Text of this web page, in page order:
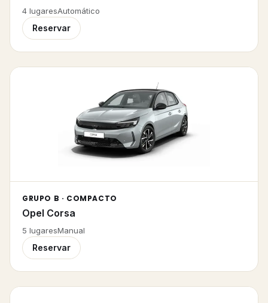
4 lugaresAutomático
Reservar
GRUPO B · COMPACTO
Opel Corsa
5 lugaresManual
Reservar